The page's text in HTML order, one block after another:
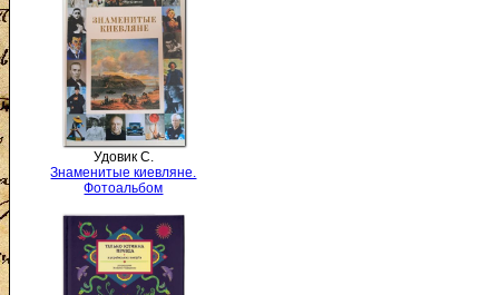
Удовик С.
Знаменитые киевляне.
Фотоальбом